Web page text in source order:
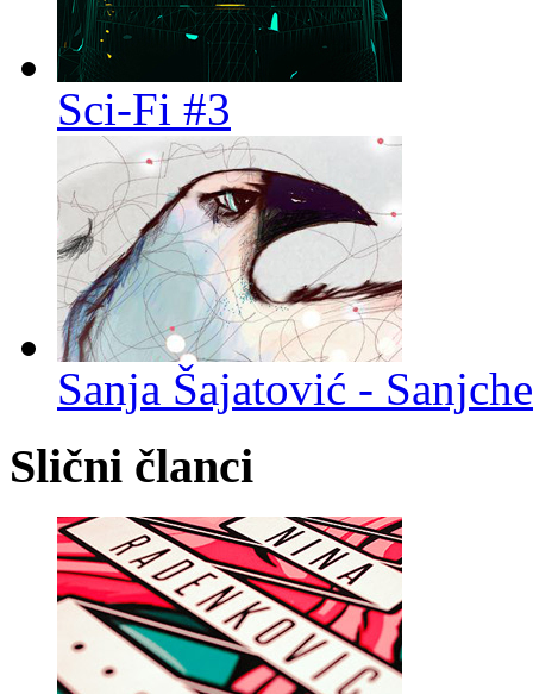
Sci-Fi #3
Sanja Šajatović -
Slični članci